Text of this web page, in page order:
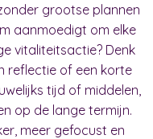
grootse plannen
aanmoedigt om elke
vitaliteitsactie? Denk
reflectie of een korte
tijd of middelen,
op de lange termijn.
meer gefocust en